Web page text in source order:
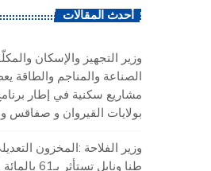
أحدث المقالات
وزير التجهيز والإسكان
الصناعة والمناجم والطاقة
مشاريع سكنية في إطار
بولايات القيروان و
طنا ونابل تستأثر بـ61 بالمائة منه